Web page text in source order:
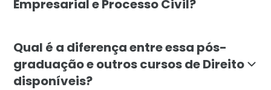
Empresarial e Processo Civil?
Qual é a diferença entre essa pós-
graduação e outros cursos de Direito
disponíveis?